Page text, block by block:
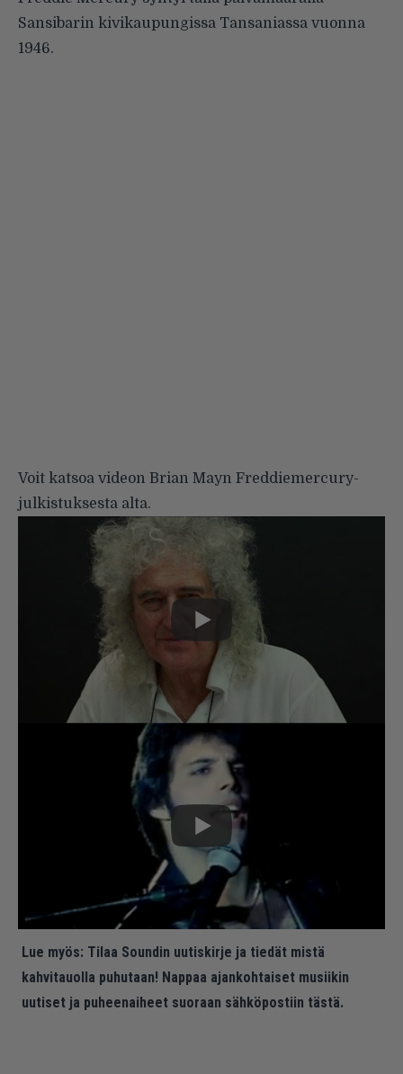
Sansibarin kivikaupungissa Tansaniassa vuonna
1946.
Voit katsoa videon Brian Mayn Freddiemercury-
julkistuksesta alta.
Lue myös: Tilaa Soundin uutiskirje ja tiedät mistä
kahvitauolla puhutaan! Nappaa ajankohtaiset musiikin
uutiset ja puheenaiheet suoraan sähköpostiin tästä.